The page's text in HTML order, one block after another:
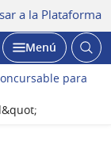
a la Plataforma
Abrir
Menú
para